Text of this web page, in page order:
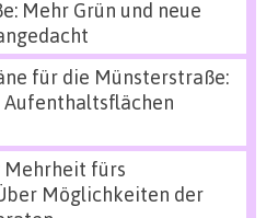
Mehr Grün und neue
für die Münsterstraße:
Aufenthaltsflächen
fürs
Möglichkeiten der